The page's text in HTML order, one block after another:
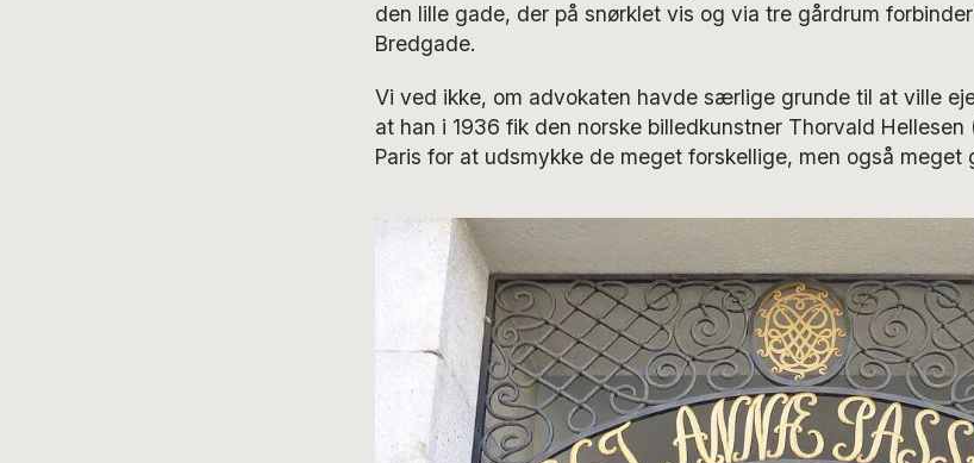
den lille gade, der på snørklet vis og via tre gårdrum
Bredgade.
Vi ved ikke, om advokaten havde særlige grunde til at ville
at han i 1936 fik den norske billedkunstner Thorvald
Paris for at udsmykke de meget forskellige, men også meget